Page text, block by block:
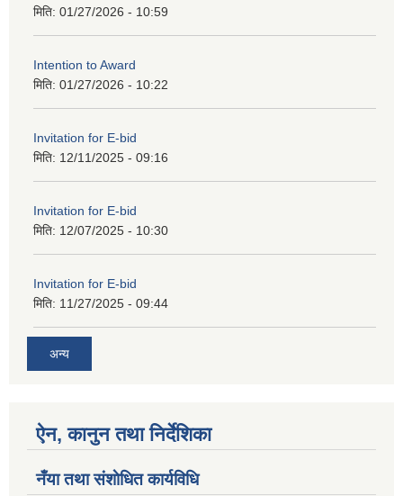
मिति: 01/27/2026 - 10:59
Intention to Award
मिति: 01/27/2026 - 10:22
Invitation for E-bid
मिति: 12/11/2025 - 09:16
Invitation for E-bid
मिति: 12/07/2025 - 10:30
Invitation for E-bid
मिति: 11/27/2025 - 09:44
अन्य
ऐन, कानुन तथा निर्देशिका
नँया तथा स‌ंशाेधित कार्यविधि